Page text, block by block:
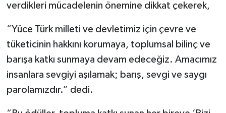
verdikleri mücadelenin önemine dikkat çekerek,
“Yüce Türk milleti ve devletimiz için çevre ve
tüketicinin hakkını korumaya, toplumsal bilinç ve
barışa katkı sunmaya devam edeceğiz. Amacımız
insanlara sevgiyi aşılamak; barış, sevgi ve saygı
parolamızdır.” dedi.